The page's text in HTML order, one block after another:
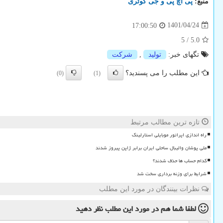
1401/04/24
17:00:50
5.0
/
5
تگهای خبر:
تولید , شركت
این مطلب را می پسندید؟ (1)
(0)
تازه ترین مطالب مرتبط
راه اندازی اپراتور موبایلی استارلینک
ملی پوشان والیبال ساحلی ایران برابر ژاپن پیروز شدند
کدام حساب ها حذف شدند؟
شرایط برای وزنه برداری سخت شد
نظرات بینندگان در مورد این مطلب
لطفا شما همدر مورد این مطلبنظر دهید